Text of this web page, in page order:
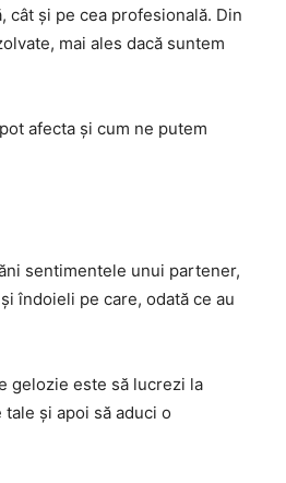
și pe cea profesională. Din
mai ales dacă suntem
afecta și cum ne putem
sentimentele unui partener,
îndoieli pe care, odată ce au
gelozie este să lucrezi la
și apoi să aduci o